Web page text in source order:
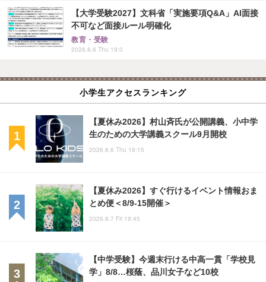
【大学受験2027】文科省「実施要項Q&A」AI面接
不可など面接ルール明確化
教育・受験
2026.8.6 Thu 19:0
小学生アクセスランキング
【夏休み2026】村山斉氏が公開講義、小中学
生のための大学講義スクール9月開校
2026.8.6 Thu 19:15
【夏休み2026】すぐ行けるイベント情報おま
とめ便＜8/9-15開催＞
2026.8.7 Fri 19:45
【中学受験】今週末行ける中高一貫「学校見
学」8/8…桜蔭、品川女子など10校